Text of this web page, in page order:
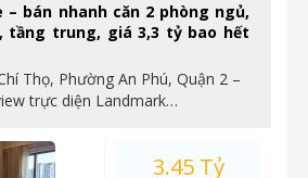
– bán nhanh căn 2 phòng ngủ,
tầng trung, giá 3,3 tỷ bao hết
Thọ, Phường An Phú, Quận 2 –
trực diện Landmark…
3.45 Tỷ